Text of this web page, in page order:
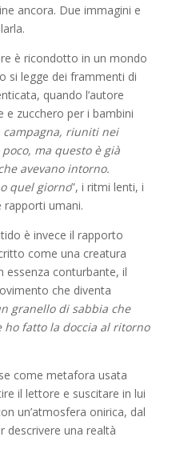
ancora. Due immagini e
è ricondotto in un mondo
si legge dei frammenti di
quando l’autore
e zucchero per i bambini
campagna, riuniti nei
ma questo è già
avevano intorno.
quel giorno”, i ritmi lenti, i
umani.
è invece il rapporto
come una creatura
essenza conturbante, il
che diventa
granello di sabbia che
ho fatto la doccia al ritorno
come metafora usata
il lettore e suscitare in lui
un’atmosfera onirica, dal
descrivere una realtà